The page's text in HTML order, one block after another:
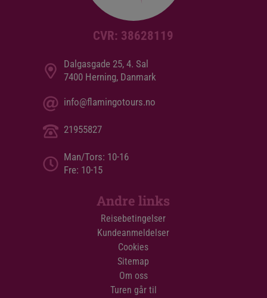
CVR: 38628119
Dalgasgade 25, 4. Sal
7400 Herning, Danmark
info@flamingotours.no
21955827
Man/Tors: 10-16
Fre: 10-15
Andre links
Reisebetingelser
Kundeanmeldelser
Cookies
Sitemap
Om oss
Turen går til